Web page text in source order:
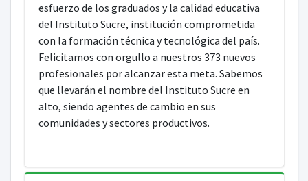
esfuerzo de los graduados y la calidad educativa
del Instituto Sucre, institución comprometida
con la formación técnica y tecnológica del país.
Felicitamos con orgullo a nuestros 373 nuevos
profesionales por alcanzar esta meta. Sabemos
que llevarán el nombre del Instituto Sucre en
alto, siendo agentes de cambio en sus
comunidades y sectores productivos.